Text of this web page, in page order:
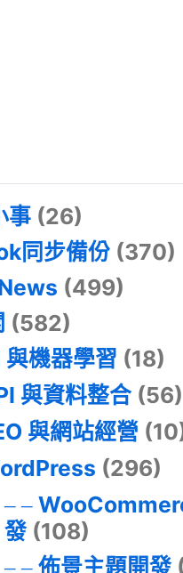
事 (26)
同步備份 (370)
(499)
(582)
機器學習 (18)
與資料整合(56)
與網站經營
(296)
發(108)
佈景主題開發